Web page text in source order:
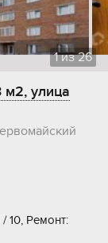
1из26
м2, улица
10, Ремонт: